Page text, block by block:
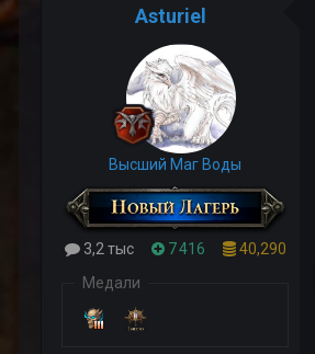
Asturiel
Высший Маг Воды
3,2 тыс 7 416
40,290
Медали